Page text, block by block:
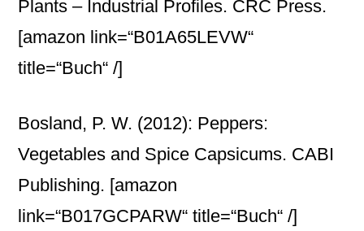
Plants – Industrial Profiles. CRC Press.
[amazon link=“B01A65LEVW“
title=“Buch“ /]
Bosland, P. W. (2012): Peppers:
Vegetables and Spice Capsicums. CABI
Publishing. [amazon
link=“B017GCPARW“ title=“Buch“ /]